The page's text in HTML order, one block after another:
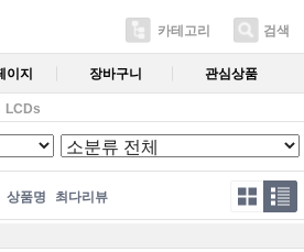
카테고리 검색
이지 장바구니 관심상품
LCDs
상품명 최다리뷰